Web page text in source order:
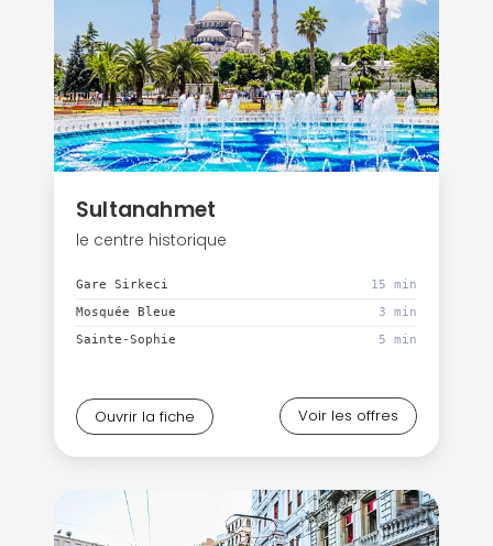
Sultanahmet
le centre historique
Gare Sirkeci
15 min
Mosquée Bleue
3 min
Sainte-Sophie
5 min
Ouvrir la fiche Voir les offres